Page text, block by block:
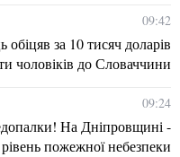
09:42
за 10 тисяч доларів
чоловіків до Словаччини
09:24
На Дніпровщині -
пожежної небезпеки